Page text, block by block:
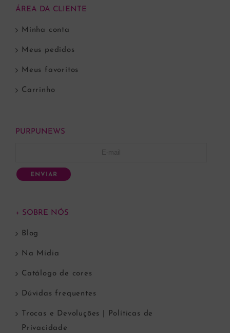
ÁREA DA CLIENTE
Minha conta
Meus pedidos
Meus favoritos
Carrinho
PURPUNEWS
ENVIAR
+ SOBRE NÓS
Blog
Na Mídia
Catálogo de cores
Dúvidas frequentes
Trocas e Devoluções | Políticas de
Privacidade